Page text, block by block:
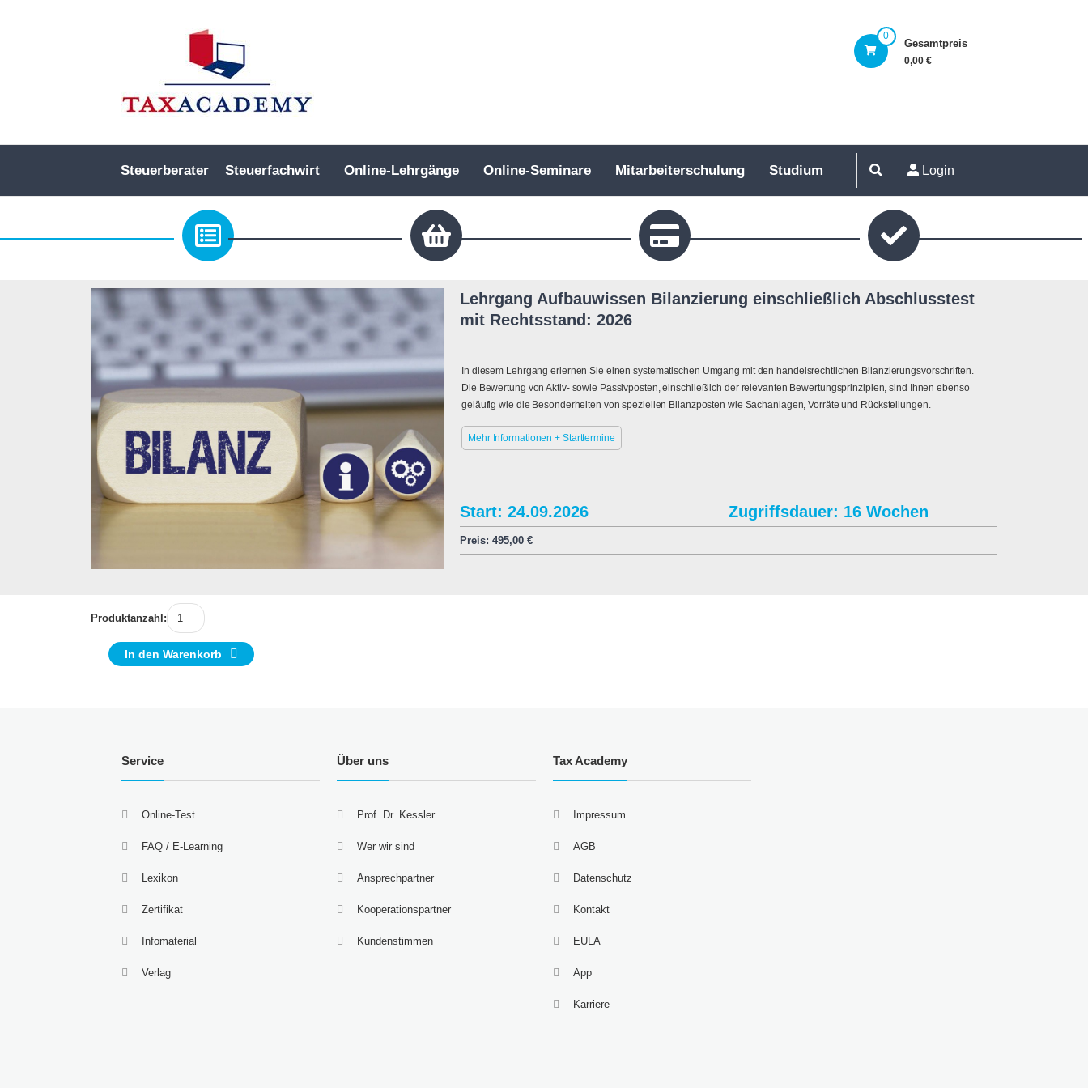
0
Gesamtpreis
0,00 €
Login
Steuerberater Steuerfachwirt Online-Lehrgänge Online-Seminare Mitarbeiterschulung Studium
Lehrgang Aufbauwissen Bilanzierung einschließlich Abschlusstest
mit Rechtsstand: 2026
In diesem Lehrgang erlernen Sie einen systematischen Umgang mit den handelsrechtlichen Bilanzierungsvorschriften.
Die Bewertung von Aktiv- sowie Passivposten, einschließlich der relevanten Bewertungsprinzipien, sind Ihnen ebenso
geläufig wie die Besonderheiten von speziellen Bilanzposten wie Sachanlagen, Vorräte und Rückstellungen.
Mehr Informationen + Starttermine
Start: 24.09.2026 Zugriffsdauer: 16 Wochen
Preis: 495,00 €
Produktanzahl:
In den Warenkorb
Service
Online-Test
FAQ / E-Learning
Lexikon
Zertifikat
Infomaterial
Verlag
Über uns
Prof. Dr. Kessler
Wer wir sind
Ansprechpartner
Kooperationspartner
Kundenstimmen
Tax Academy
Impressum
AGB
Datenschutz
Kontakt
EULA
App
Karriere